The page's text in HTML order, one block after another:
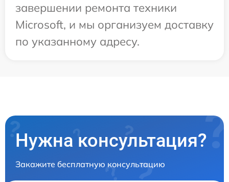
завершении ремонта техники
Microsoft, и мы организуем доставку
по указанному адресу.
Нужна консультация?
Закажите бесплатную консультацию